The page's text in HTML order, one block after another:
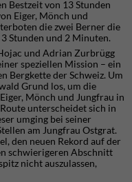
Bestzeit von 13 Stunden
Eiger, Mönch und
die zwei Berner die
Stunden und 2 Minuten.
und Adrian Zurbrügg
speziellen Mission – ein
Bergkette der Schweiz. Um
Grund los, um die
Mönch und Jungfrau in
unterscheidet sich in
umging bei seiner
am Jungfrau Ostgrat.
den neuen Rekord auf der
schwierigeren Abschnitt
nicht auszulassen,